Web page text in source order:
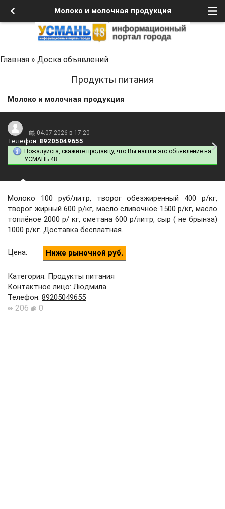
Молоко и молочная продукция
Главная » Доска объявлений
Продукты питания
Молоко и молочная продукция
04.07.2026 в 17:20
Телефон: 89205049655
Пожалуйста, скажите продавцу, что Вы нашли это объявление на
УСМАНЬ 48
Молоко 100 руб/литр, творог обезжиренный 400 р/кг,
творог жирный 600 р/кг, масло сливочное 1500 р/кг, масло
топлёное 2000 р/ кг, сметана 600 р/литр, сыр ( не брынза)
1000 р/кг. Доставка бесплатная.
Цена: Ниже рыночной руб.
Категория: Продукты питания
Контактное лицо: Людмила
Телефон: 89205049655
206 0